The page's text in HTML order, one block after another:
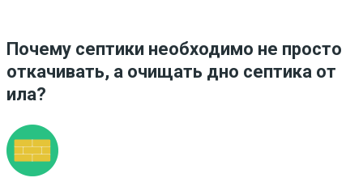
Почему септики необходимо не просто
откачивать, а очищать дно септика от
ила?